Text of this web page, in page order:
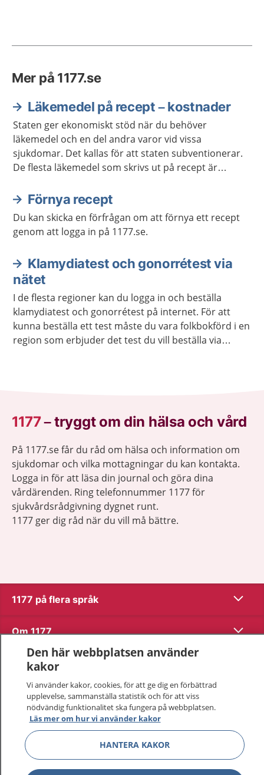
Mer på 1177.se
Läkemedel på recept – kostnader
Staten ger ekonomiskt stöd när du behöver
läkemedel och en del andra varor vid vissa
sjukdomar. Det kallas för att staten subventionerar.
De flesta läkemedel som skrivs ut på recept är
kallas i dagligt tal för högkostnadsskyddet.
Förnya recept
Du kan skicka en förfrågan om att förnya ett recept
genom att logga in på 1177.se.
Klamydiatest och gonorrétest via
nätet
I de flesta regioner kan du logga in och beställa
klamydiatest och gonorrétest på internet. För att
kunna beställa ett test måste du vara folkbokförd i en
region som erbjuder det test du vill beställa via
1177–tryggt om din hälsa och vård
På 1177.se får du råd om hälsa och information om
sjukdomar och vilka mottagningar du kan kontakta.
Logga in för att läsa din journal och göra dina
vårdärenden. Ring telefonnummer 1177 för
sjukvårdsrådgivning dygnet runt.
1177 ger dig råd när du vill må bättre.
1177 på flera språk Visa
Om 1177 Visa
Kontakt
Behandling av personuppgifter
Hantering av kakor
Inställningar för kakor
Den här webbplatsen använder
kakor
Vi använder kakor, cookies, för att ge dig en förbättrad
upplevelse, sammanställa statistik och för att viss
nödvändig funktionalitet ska fungera på webbplatsen.
Läs mer om hur vi använder kakor
HANTERA KAKOR